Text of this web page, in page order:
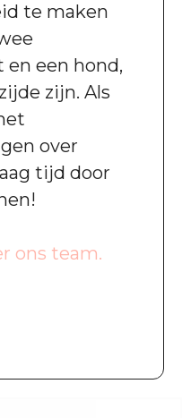
te maken
en een hond,
zijn. Als
over
tijd door
ons team.